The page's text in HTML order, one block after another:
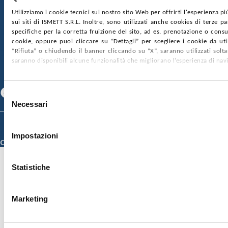
Utilizziamo i cookie tecnici sul nostro sito Web per offrirti l'esperienza
sui siti di ISMETT S.R.L. Inoltre, sono utilizzati anche cookies di terze
specifiche per la corretta fruizione del sito, ad es. prenotazione o
cookie, oppure puoi cliccare su “Dettagli” per scegliere i cookie da
“Rifiuta” o chiudendo il banner cliccando su “X”, saranno utilizzati
saranno disponibili alcune funzionalità che migliorano l’esperienza di
Selezione
delNecessari
Impostazioni
Statistiche
Marketing
SOCIETÀ TRASPARENTE WHISTLEBLOWING
GARE E CONTRATTIPRIVACYCOOKIE POLICY
SOSTIENICIMAPPA DEL SITOACCESSIBILITÀ
CONTATTI
Specializzazione)
Credits